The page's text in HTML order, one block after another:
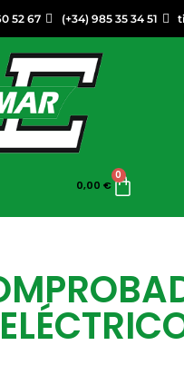
52 67 (+34) 985 35 34 51
0,00 €
0